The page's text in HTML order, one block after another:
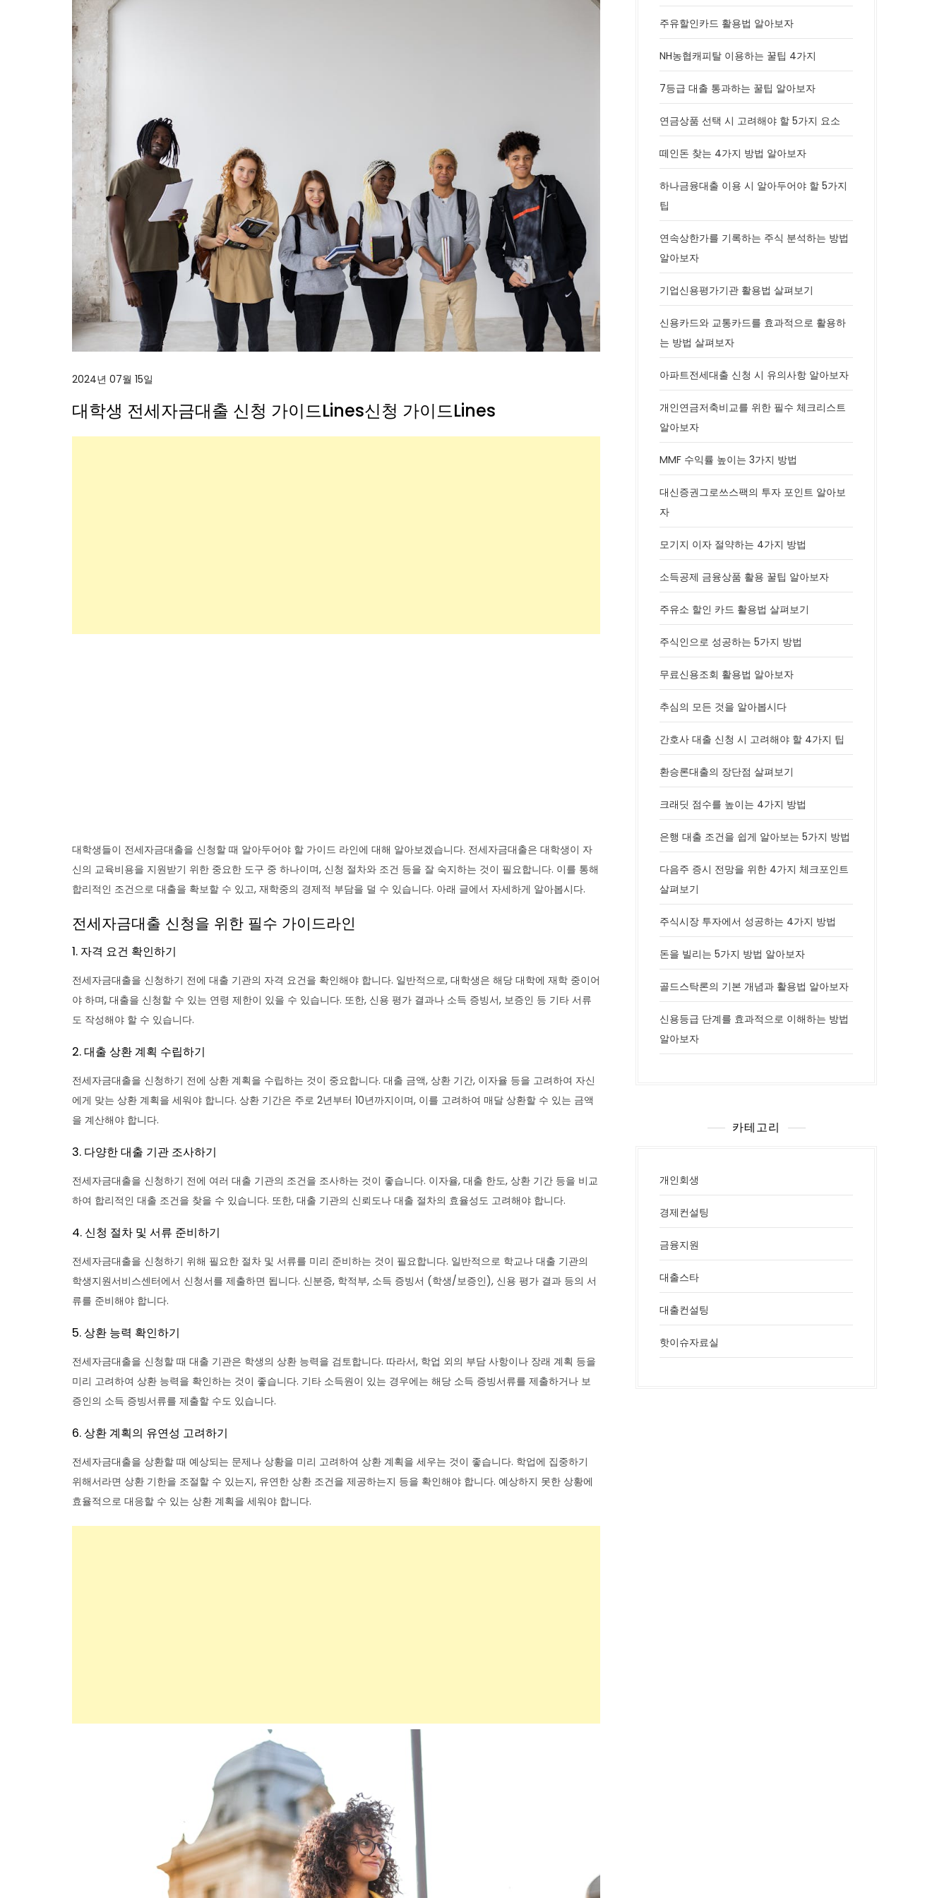
2024년 07월 15일
대학생 전세자금대출 신청 가이드Lines신청 가이드Lines
대학생들이 전세자금대출을 신청할 때 알아두어야 할 가이드 라인에 대해 알아보겠습니다. 전세자금대출은 대학생이 자
신의 교육비용을 지원받기 위한 중요한 도구 중 하나이며, 신청 절차와 조건 등을 잘 숙지하는 것이 필요합니다. 이를 통해
합리적인 조건으로 대출을 확보할 수 있고, 재학중의 경제적 부담을 덜 수 있습니다. 아래 글에서 자세하게 알아봅시다.
전세자금대출 신청을 위한 필수 가이드라인
1. 자격 요건 확인하기
전세자금대출을 신청하기 전에 대출 기관의 자격 요건을 확인해야 합니다. 일반적으로, 대학생은 해당 대학에 재학 중이어
야 하며, 대출을 신청할 수 있는 연령 제한이 있을 수 있습니다. 또한, 신용 평가 결과나 소득 증빙서, 보증인 등 기타 서류
도 작성해야 할 수 있습니다.
2. 대출 상환 계획 수립하기
전세자금대출을 신청하기 전에 상환 계획을 수립하는 것이 중요합니다. 대출 금액, 상환 기간, 이자율 등을 고려하여 자신
에게 맞는 상환 계획을 세워야 합니다. 상환 기간은 주로 2년부터 10년까지이며, 이를 고려하여 매달 상환할 수 있는 금액
을 계산해야 합니다.
3. 다양한 대출 기관 조사하기
전세자금대출을 신청하기 전에 여러 대출 기관의 조건을 조사하는 것이 좋습니다. 이자율, 대출 한도, 상환 기간 등을 비교
하여 합리적인 대출 조건을 찾을 수 있습니다. 또한, 대출 기관의 신뢰도나 대출 절차의 효율성도 고려해야 합니다.
4. 신청 절차 및 서류 준비하기
전세자금대출을 신청하기 위해 필요한 절차 및 서류를 미리 준비하는 것이 필요합니다. 일반적으로 학교나 대출 기관의
학생지원서비스센터에서 신청서를 제출하면 됩니다. 신분증, 학적부, 소득 증빙서 (학생/보증인), 신용 평가 결과 등의 서
류를 준비해야 합니다.
5. 상환 능력 확인하기
전세자금대출을 신청할 때 대출 기관은 학생의 상환 능력을 검토합니다. 따라서, 학업 외의 부담 사항이나 장래 계획 등을
미리 고려하여 상환 능력을 확인하는 것이 좋습니다. 기타 소득원이 있는 경우에는 해당 소득 증빙서류를 제출하거나 보
증인의 소득 증빙서류를 제출할 수도 있습니다.
6. 상환 계획의 유연성 고려하기
전세자금대출을 상환할 때 예상되는 문제나 상황을 미리 고려하여 상환 계획을 세우는 것이 좋습니다. 학업에 집중하기
위해서라면 상환 기한을 조절할 수 있는지, 유연한 상환 조건을 제공하는지 등을 확인해야 합니다. 예상하지 못한 상황에
효율적으로 대응할 수 있는 상환 계획을 세워야 합니다.
주유할인카드 활용법 알아보자
NH농협캐피탈 이용하는 꿀팁 4가지
7등급 대출 통과하는 꿀팁 알아보자
연금상품 선택 시 고려해야 할 5가지 요소
떼인돈 찾는 4가지 방법 알아보자
하나금융대출 이용 시 알아두어야 할 5가지
팁
연속상한가를 기록하는 주식 분석하는 방법
알아보자
기업신용평가기관 활용법 살펴보기
신용카드와 교통카드를 효과적으로 활용하
는 방법 살펴보자
아파트전세대출 신청 시 유의사항 알아보자
개인연금저축비교를 위한 필수 체크리스트
알아보자
MMF 수익률 높이는 3가지 방법
대신증권그로쓰스팩의 투자 포인트 알아보
자
모기지 이자 절약하는 4가지 방법
소득공제 금융상품 활용 꿀팁 알아보자
주유소 할인 카드 활용법 살펴보기
주식인으로 성공하는 5가지 방법
무료신용조회 활용법 알아보자
추심의 모든 것을 알아봅시다
간호사 대출 신청 시 고려해야 할 4가지 팁
환승론대출의 장단점 살펴보기
크래딧 점수를 높이는 4가지 방법
은행 대출 조건을 쉽게 알아보는 5가지 방법
다음주 증시 전망을 위한 4가지 체크포인트
살펴보기
주식시장 투자에서 성공하는 4가지 방법
돈을 빌리는 5가지 방법 알아보자
골드스탁론의 기본 개념과 활용법 알아보자
신용등급 단계를 효과적으로 이해하는 방법
알아보자
카테고리
개인회생
경제컨설팅
금융지원
대출스타
대출컨설팅
핫이슈자료실